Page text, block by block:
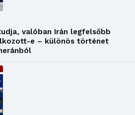
valóban Irán legfelsőbb
e – különös történet